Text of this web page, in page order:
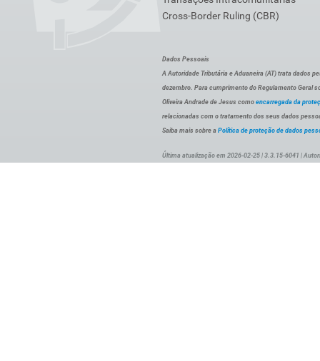
Cross-Border Ruling (CBR)
Dados Pessoais
A Autoridade Tributária e Aduaneira (AT) trata dados
dezembro. Para cumprimento do Regulamento Geral
Oliveira Andrade de Jesus como encarregada da
relacionadas com o tratamento dos seus dados
Saiba mais sobre a Política de proteção de dados
Última atualização em 2026-02-25 | 3.3.15-6041 |